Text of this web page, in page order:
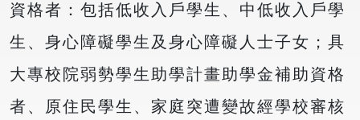
資格者：包括低收入戶學生、中低收入戶學
生、身心障礙學生及身心障礙人士子女；具
大專校院弱勢學生助學計畫助學金補助資格
者、原住民學生、家庭突遭變故經學校審核